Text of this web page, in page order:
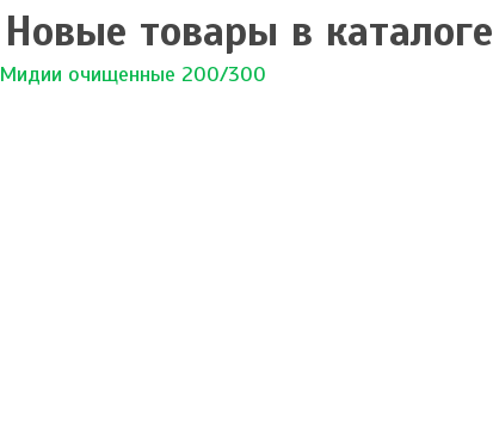
Новые товары в каталоге
Мидии очищенные 200/300